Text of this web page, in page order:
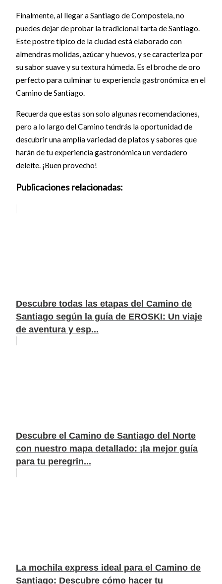
Finalmente, al llegar a Santiago de Compostela, no
puedes dejar de probar la tradicional tarta de Santiago.
Este postre típico de la ciudad está elaborado con
almendras molidas, azúcar y huevos, y se caracteriza por
su sabor suave y su textura húmeda. Es el broche de oro
perfecto para culminar tu experiencia gastronómica en el
Camino de Santiago.
Recuerda que estas son solo algunas recomendaciones,
pero a lo largo del Camino tendrás la oportunidad de
descubrir una amplia variedad de platos y sabores que
harán de tu experiencia gastronómica un verdadero
deleite. ¡Buen provecho!
Publicaciones relacionadas:
Descubre todas las etapas del Camino de
Santiago según la guía de EROSKI: Un viaje
de aventura y esp...
Descubre el Camino de Santiago del Norte
con nuestro mapa detallado: ¡la mejor guía
para tu peregrin...
La mochila express ideal para el Camino de
Santiago: Descubre cómo hacer tu